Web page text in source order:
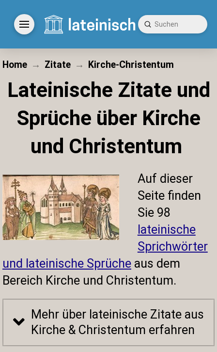
Search
Submit
Home → Zitate → Kirche-Christentum
Lateinische Zitate und
Sprüche über Kirche
und Christentum
Auf dieser
Seite finden
Sie 98
lateinische
Sprichwörter
und lateinische Sprüche aus dem
Bereich Kirche und Christentum.
Mehr über lateinische Zitate aus
Kirche & Christentum erfahren